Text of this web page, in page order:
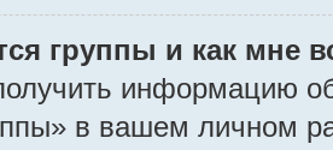
группы и как мне
информацию
в вашем личном